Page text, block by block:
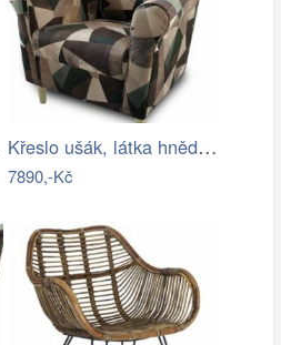
Křeslo ušák, látka hnědozelená vzor,…
7890,-Kč